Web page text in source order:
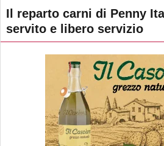
Il reparto carni di Penny
servito e libero servizio